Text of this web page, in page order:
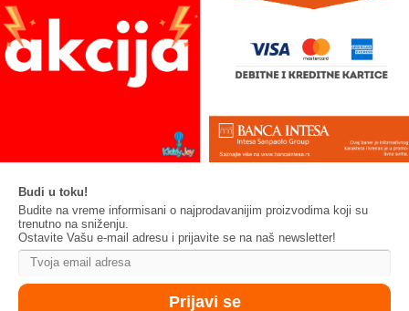
Budi u toku!
Budite na vreme informisani o najprodavanijim proizvodima koji su
trenutno na sniženju.
Ostavite Vašu e-mail adresu i prijavite se na naš newsletter!